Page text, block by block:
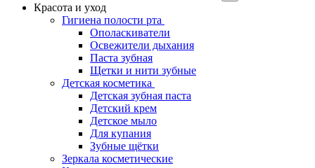
Красота и уход
Гигиена полости рта
Ополаскиватели
Освежители дыхания
Паста зубная
Щетки и нити зубные
Детская косметика
Детская зубная паста
Детский крем
Детское мыло
Для купания
Зубные щётки
Зеркала косметические